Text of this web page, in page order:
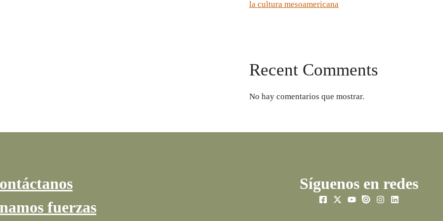
la cultura mesoamericana
Recent Comments
No hay comentarios que mostrar.
fuerzas
Síguenos en redes